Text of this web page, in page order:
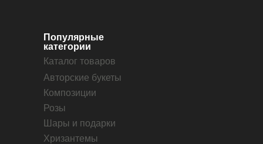
Авторские букеты
Композиции
Розы
Шары и подарки
Хризантемы
Популярные
категории
Каталог товаров